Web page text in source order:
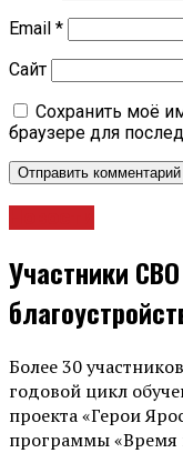
Email *
Сайт
Сохранить моё
браузере для
Участники
Более 30
годовой цикл
проекта «Герои
программы «Время